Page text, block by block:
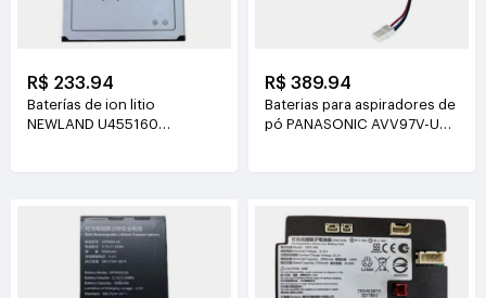
R$ 233.94
Baterías de ion litio
NEWLAND U455160
R$ 389.94
Baterias para aspiradores de
pó PANASONIC AVV97V-U3